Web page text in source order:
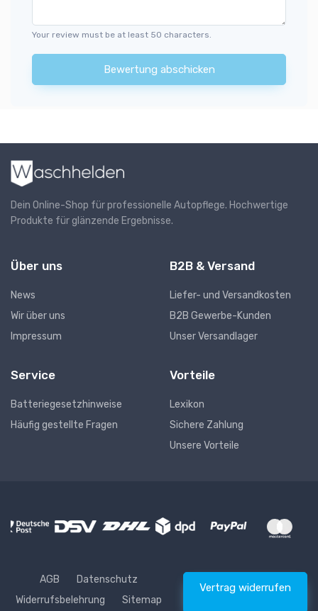
Your review must be at least 50 characters.
Bewertung abschicken
Dein Online-Shop für professionelle Autopflege. Hochwertige
Produkte für glänzende Ergebnisse.
Über uns
News
Wir über uns
Impressum
B2B & Versand
Liefer- und Versandkosten
B2B Gewerbe-Kunden
Unser Versandlager
Service
Batteriegesetzhinweise
Häufig gestellte Fragen
Vorteile
Lexikon
Sichere Zahlung
Unsere Vorteile
AGB
Datenschutz
Widerrufsbelehrung
Sitemap
Vertrag widerrufen